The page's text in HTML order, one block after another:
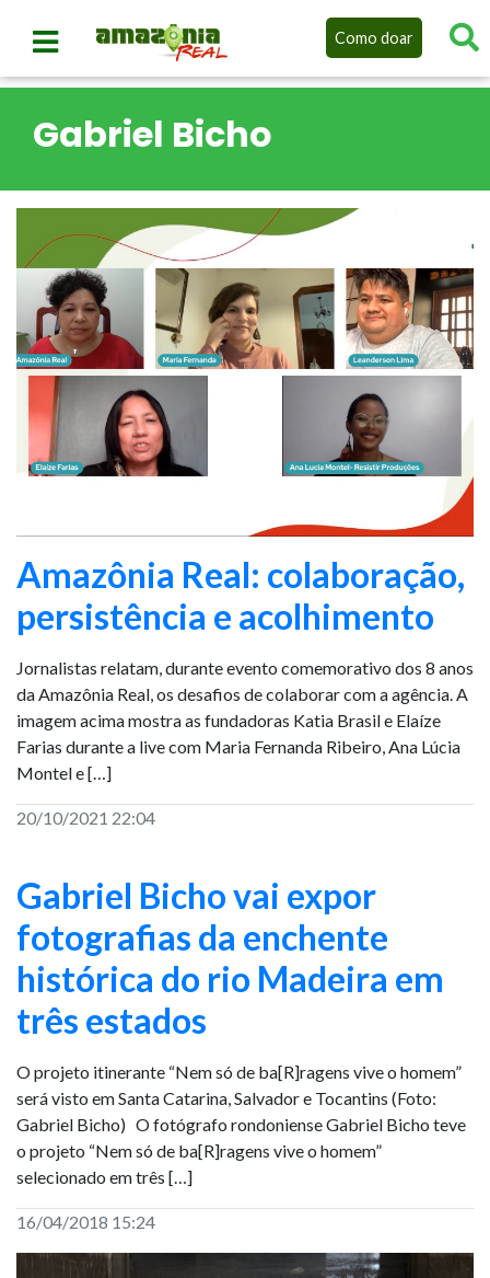
Como doar
Gabriel Bicho
Amazônia Real: colaboração,
persistência e acolhimento
Jornalistas relatam, durante evento comemorativo dos 8 anos
da Amazônia Real, os desafios de colaborar com a agência. A
imagem acima mostra as fundadoras Katia Brasil e Elaíze
Farias durante a live com Maria Fernanda Ribeiro, Ana Lúcia
Montel e […]
20/10/2021 22:04
Gabriel Bicho vai expor
fotografias da enchente
histórica do rio Madeira em
três estados
O projeto itinerante “Nem só de ba[R]ragens vive o homem”
será visto em Santa Catarina, Salvador e Tocantins (Foto:
Gabriel Bicho) O fotógrafo rondoniense Gabriel Bicho teve
o projeto “Nem só de ba[R]ragens vive o homem”
selecionado em três […]
16/04/2018 15:24